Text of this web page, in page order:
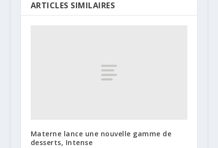
ARTICLES SIMILAIRES
Materne lance une nouvelle gamme de
desserts, Intense